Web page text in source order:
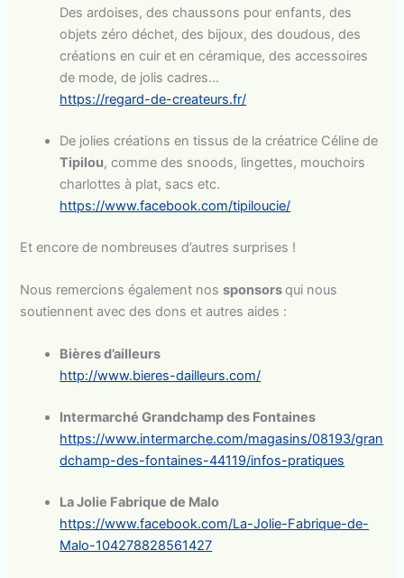
Des ardoises, des chaussons pour enfants, des
objets zéro déchet, des bijoux, des doudous, des
créations en cuir et en céramique, des accessoires
de mode, de jolis cadres…
https://regard-de-createurs.fr/
De jolies créations en tissus de la créatrice Céline de
Tipilou, comme des snoods, lingettes, mouchoirs
charlottes à plat, sacs etc.
https://www.facebook.com/tipiloucie/
Et encore de nombreuses d’autres surprises !
Nous remercions également nossponsorsqui nous
soutiennent avec des dons et autres aides :
Bières d’ailleurs
http://www.bieres-dailleurs.com/
Intermarché Grandchamp des Fontaines
https://www.intermarche.com/magasins/08193/gran
dchamp-des-fontaines-44119/infos-pratiques
La Jolie Fabrique de Malo
https://www.facebook.com/La-Jolie-Fabrique-de-
Malo-104278828561427